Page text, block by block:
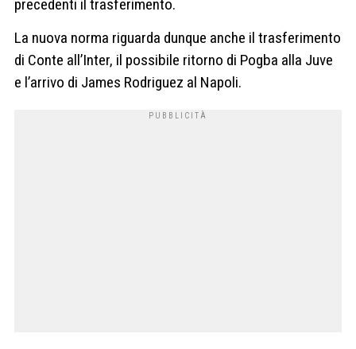
precedenti il trasferimento.
La nuova norma riguarda dunque anche il trasferimento
di Conte all’Inter, il possibile ritorno di Pogba alla Juve
e l’arrivo di James Rodriguez al Napoli.